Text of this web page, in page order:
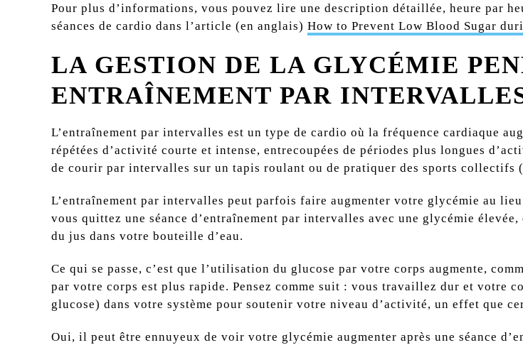
Pour plus d’informations, vous pouvez lire une description détaillée, heure par
séances de cardio dans l’article (en anglais) How to Prevent Low Blood Sugar
LA GESTION DE LA GLYCÉMIE
ENTRAÎNEMENT PAR
L’entraînement par intervalles est un type de cardio où la fréquence cardiaque
répétées d’activité courte et intense, entrecoupées de périodes plus longues
de courir par intervalles sur un tapis roulant ou de pratiquer des sports collectifs
L’entraînement par intervalles peut parfois faire augmenter votre glycémie au
vous quittez une séance d’entraînement par intervalles avec une glycémie
du jus dans votre bouteille d’eau.
Ce qui se passe, c’est que l’utilisation du glucose par votre corps augmente,
par votre corps est plus rapide. Pensez comme suit : vous travaillez dur et votre
glucose) dans votre système pour soutenir votre niveau d’activité, un effet que
Oui, il peut être ennuyeux de voir votre glycémie augmenter après une séance